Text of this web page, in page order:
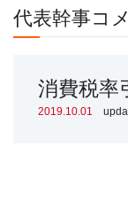
代表幹事コ
消費税率
2019.10.01